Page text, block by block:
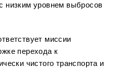
низким уровнем выбросов
миссии
перехода к
чистого транспорта и